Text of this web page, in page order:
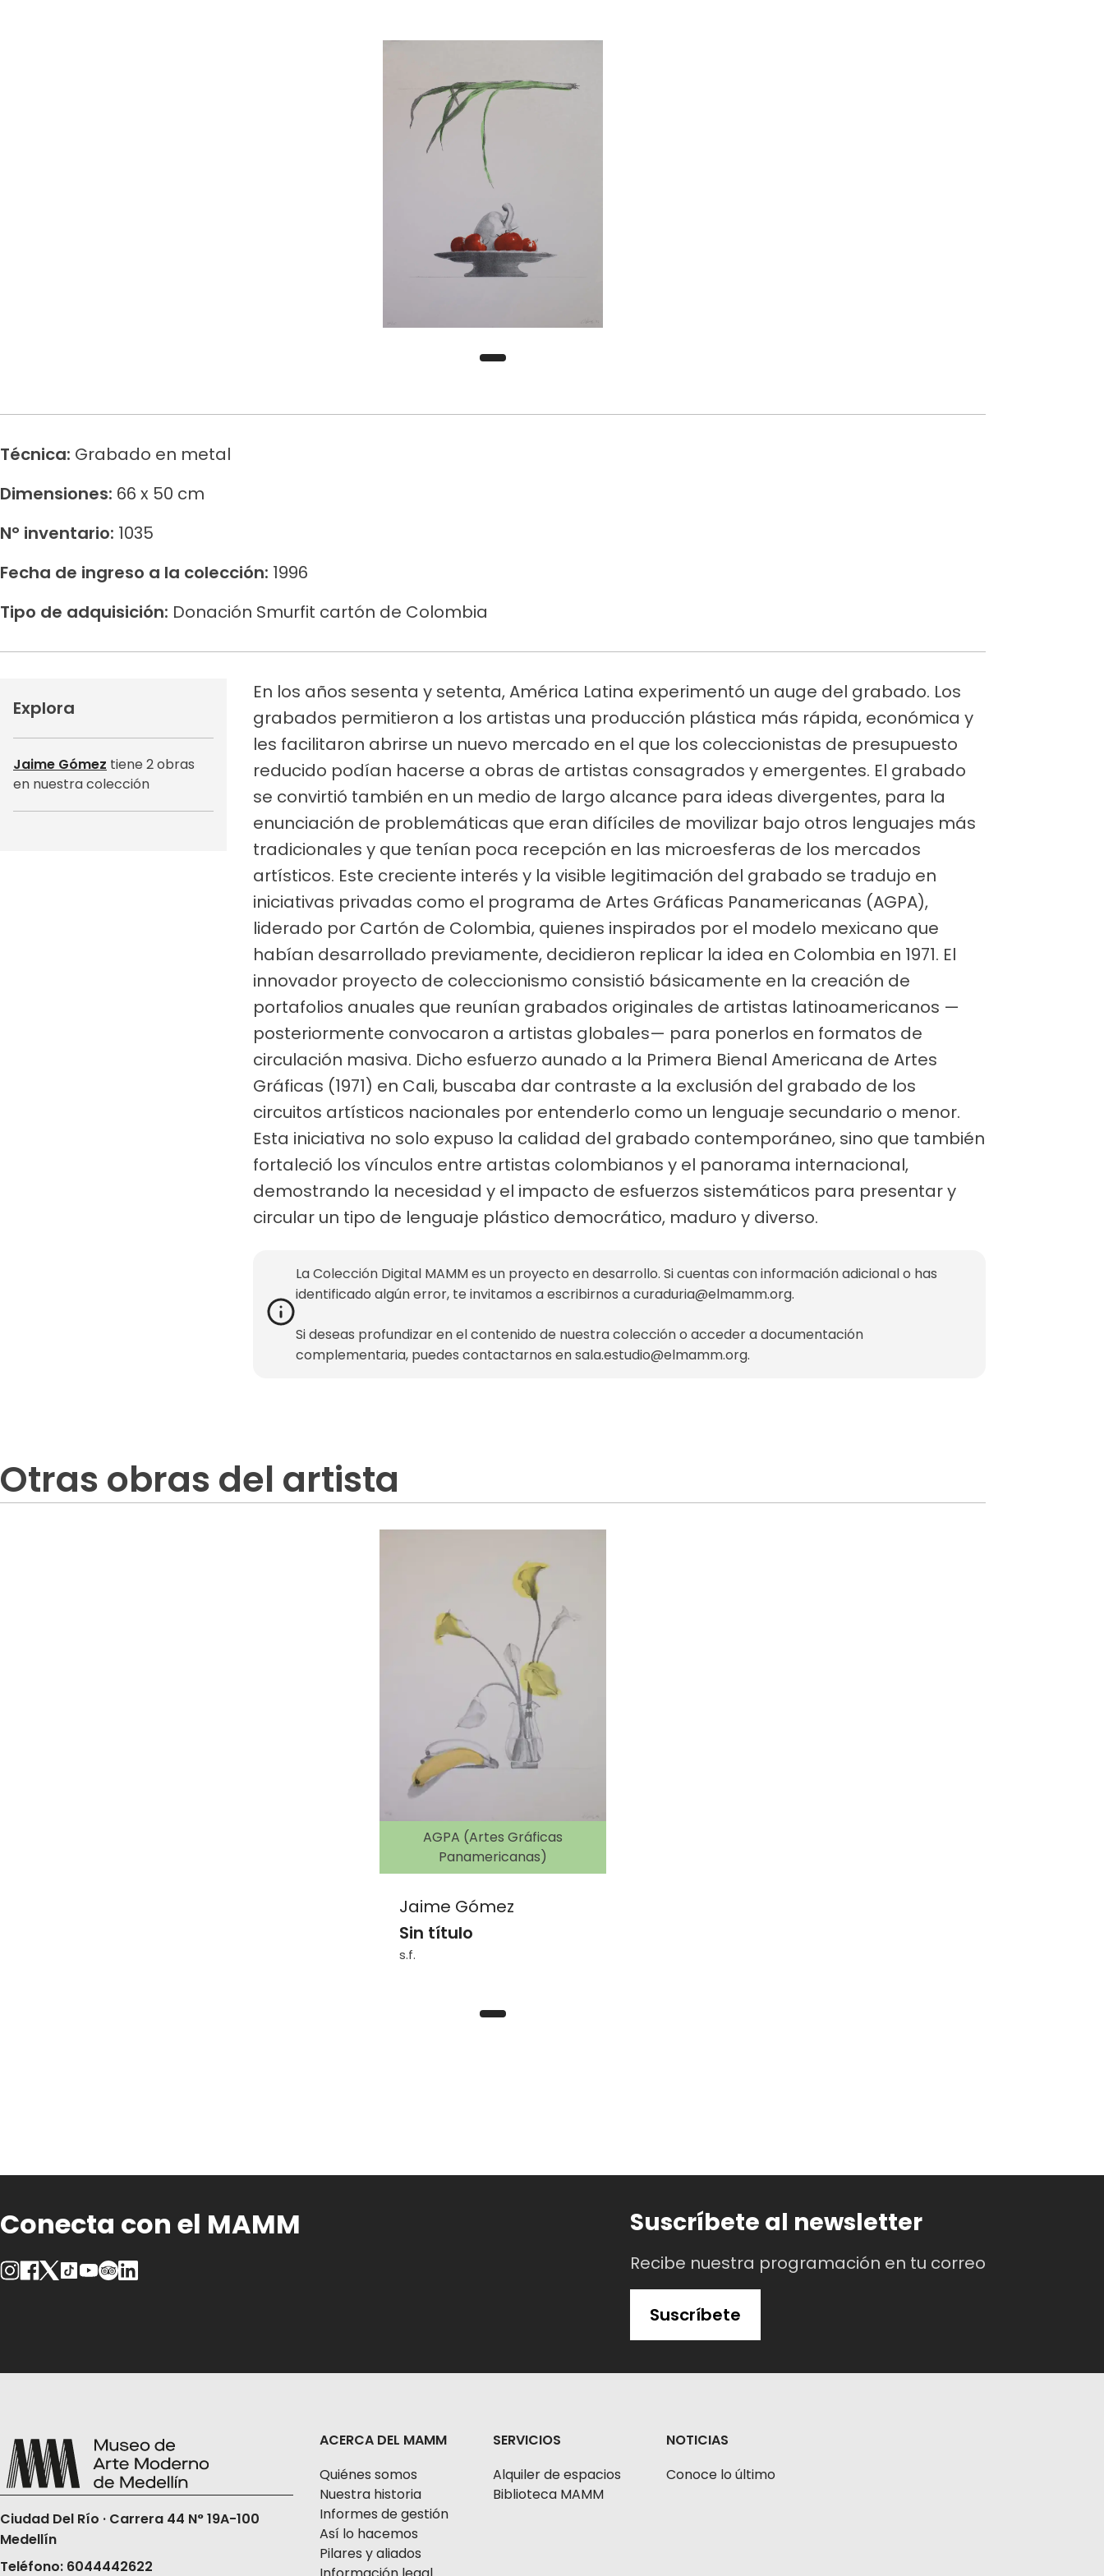
Técnica: Grabado en metal
Dimensiones: 66 x 50 cm
N° inventario: 1035
Fecha de ingreso a la colección: 1996
Tipo de adquisición: Donación Smurfit cartón de Colombia
En los años sesenta y setenta, América Latina experimentó un auge del grabado. Los
grabados permitieron a los artistas una producción plástica más rápida, económica y
les facilitaron abrirse un nuevo mercado en el que los coleccionistas de presupuesto
reducido podían hacerse a obras de artistas consagrados y emergentes. El grabado
se convirtió también en un medio de largo alcance para ideas divergentes, para la
enunciación de problemáticas que eran difíciles de movilizar bajo otros lenguajes más
tradicionales y que tenían poca recepción en las microesferas de los mercados
artísticos. Este creciente interés y la visible legitimación del grabado se tradujo en
iniciativas privadas como el programa de Artes Gráficas Panamericanas (AGPA),
liderado por Cartón de Colombia, quienes inspirados por el modelo mexicano que
habían desarrollado previamente, decidieron replicar la idea en Colombia en 1971. El
innovador proyecto de coleccionismo consistió básicamente en la creación de
portafolios anuales que reunían grabados originales de artistas latinoamericanos —
posteriormente convocaron a artistas globales— para ponerlos en formatos de
circulación masiva. Dicho esfuerzo aunado a la Primera Bienal Americana de Artes
Gráficas (1971) en Cali, buscaba dar contraste a la exclusión del grabado de los
circuitos artísticos nacionales por entenderlo como un lenguaje secundario o menor.
Esta iniciativa no solo expuso la calidad del grabado contemporáneo, sino que también
fortaleció los vínculos entre artistas colombianos y el panorama internacional,
demostrando la necesidad y el impacto de esfuerzos sistemáticos para presentar y
circular un tipo de lenguaje plástico democrático, maduro y diverso.
La Colección Digital MAMM es un proyecto en desarrollo. Si cuentas con información adicional o has
identificado algún error, te invitamos a escribirnos acuraduria@elmamm.org.
Si deseas profundizar en el contenido de nuestra colección o acceder a documentación
complementaria, puedes contactarnos ensala.estudio@elmamm.org.
Explora
Jaime Gómez tiene 2 obras
en nuestra colección
Otras obras del artista
AGPA (Artes Gráficas
Panamericanas)
Jaime Gómez
Sin título
s.f.
Conecta con el MAMM Suscríbete al newsletter
Recibe nuestra programación en tu correo
Suscríbete
Ciudad Del Río · Carrera 44 N° 19A-100
Medellín
Teléfono: 6044442622
ACERCA DEL MAMM
Quiénes somos
Nuestra historia
Informes de gestión
Así lo hacemos
Pilares y aliados
SERVICIOS
Alquiler de espacios
Biblioteca MAMM
NOTICIAS
Conoce lo último